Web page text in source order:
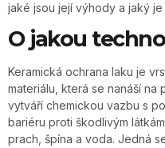
jaké jsou její výhody a jaký
O jakou
Keramická ochrana laku je
materiálu, která se nanáší na
vytváří chemickou vazbu s
bariéru proti škodlivým
prach, špína a voda. Jedná